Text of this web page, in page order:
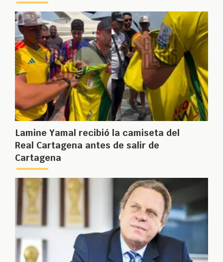
Lamine Yamal recibió la camiseta del
Real Cartagena antes de salir de
Cartagena